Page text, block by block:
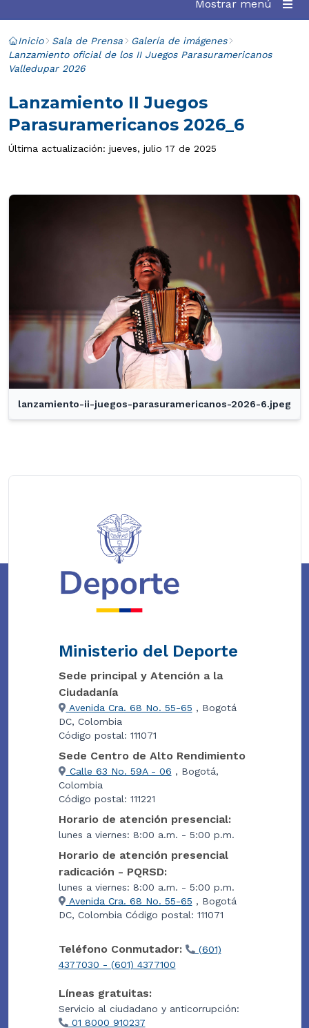
Mostrar menú
Inicio Sala de Prensa
Galería de imágenes
Lanzamiento oficial de los II Juegos Parasuramericanos
Valledupar 2026
Lanzamiento II Juegos
Parasuramericanos 2026_6
Última actualización: jueves, julio 17 de 2025
lanzamiento-ii-juegos-parasuramericanos-2026-6.jpeg
Ministerio del Deporte
Sede principal y Atención a la
Ciudadanía
Avenida Cra. 68 No. 55-65 , Bogotá
DC, Colombia
Código postal: 111071
Sede Centro de Alto Rendimiento
Calle 63 No. 59A - 06 , Bogotá,
Colombia
Código postal: 111221
Horario de atención presencial:
lunes a viernes: 8:00 a.m. - 5:00 p.m.
Horario de atención presencial
radicación - PQRSD:
lunes a viernes: 8:00 a.m. - 5:00 p.m.
Avenida Cra. 68 No. 55-65 , Bogotá
DC, Colombia Código postal: 111071
Teléfono Conmutador:
(601)
4377030 - (601) 4377100
Líneas gratuitas:
Servicio al ciudadano y anticorrupción:
01 8000 910237